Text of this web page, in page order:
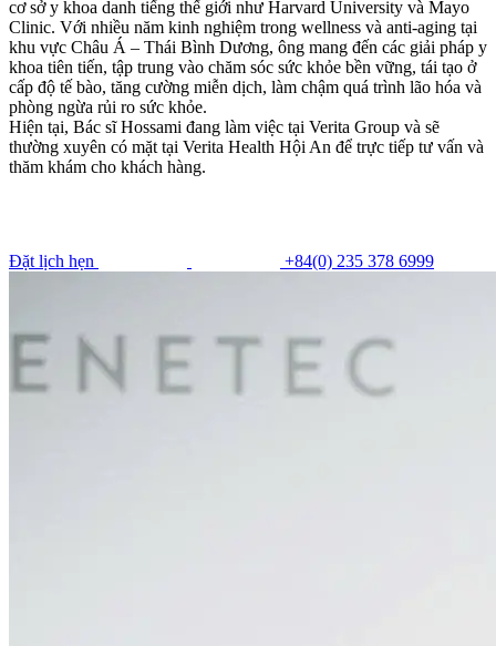
cơ sở y khoa danh tiếng thế giới như Harvard University và Mayo
Clinic. Với nhiều năm kinh nghiệm trong wellness và anti-aging tại
khu vực Châu Á – Thái Bình Dương, ông mang đến các giải pháp y
khoa tiên tiến, tập trung vào chăm sóc sức khỏe bền vững, tái tạo ở
cấp độ tế bào, tăng cường miễn dịch, làm chậm quá trình lão hóa và
phòng ngừa rủi ro sức khỏe.
Hiện tại, Bác sĩ Hossami đang làm việc tại Verita Group và sẽ
thường xuyên có mặt tại Verita Health Hội An để trực tiếp tư vấn và
thăm khám cho khách hàng.
Đặt lịch hẹn +84(0) 235 378 6999